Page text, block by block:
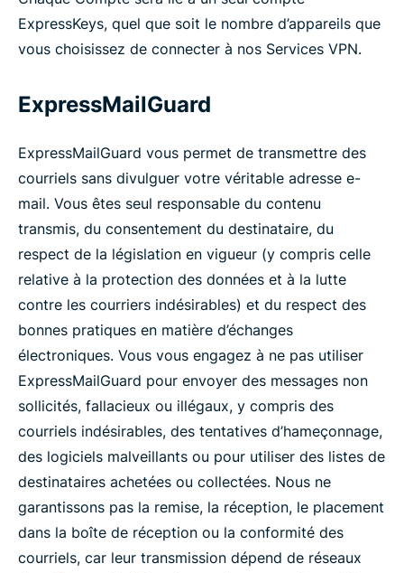
ExpressKeys, quel que soit le nombre d’appareils que
vous choisissez de connecter à nos Services VPN.
ExpressMailGuard
ExpressMailGuard vous permet de transmettre des
courriels sans divulguer votre véritable adresse e-
mail. Vous êtes seul responsable du contenu
transmis, du consentement du destinataire, du
respect de la législation en vigueur (y compris celle
relative à la protection des données et à la lutte
contre les courriers indésirables) et du respect des
bonnes pratiques en matière d’échanges
électroniques. Vous vous engagez à ne pas utiliser
ExpressMailGuard pour envoyer des messages non
sollicités, fallacieux ou illégaux, y compris des
courriels indésirables, des tentatives d’hameçonnage,
des logiciels malveillants ou pour utiliser des listes de
destinataires achetées ou collectées. Nous ne
garantissons pas la remise, la réception, le placement
dans la boîte de réception ou la conformité des
courriels, car leur transmission dépend de réseaux